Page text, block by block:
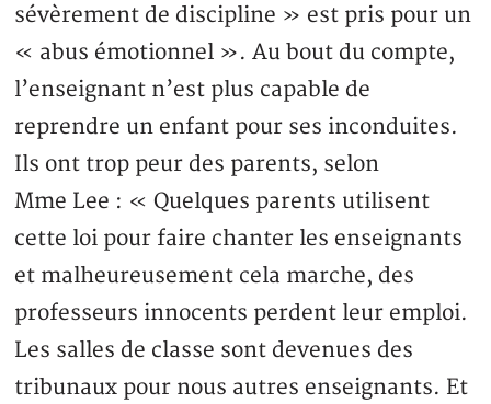
sévèrement de discipline » est pris pour un
« abus émotionnel ». Au bout du compte,
l’enseignant n’est plus capable de
reprendre un enfant pour ses inconduites.
Ils ont trop peur des parents, selon
Mme Lee : « Quelques parents utilisent
cette loi pour faire chanter les enseignants
et malheureusement cela marche, des
professeurs innocents perdent leur emploi.
Les salles de classe sont devenues des
tribunaux pour nous autres enseignants. Et